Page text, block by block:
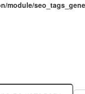
module/